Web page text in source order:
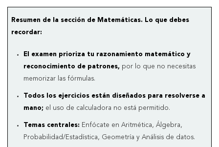
Resumen de la sección de Matemáticas. Lo que debes
recordar:
El examen prioriza tu razonamiento matemático y
reconocimiento de patrones, por lo que no necesitas
memorizar las fórmulas.
Todos los ejercicios están diseñados para resolverse a
mano; el uso de calculadora no está permitido.
Temas centrales: Enfócate en Aritmética, Álgebra,
Probabilidad/Estadística, Geometría y Análisis de datos.